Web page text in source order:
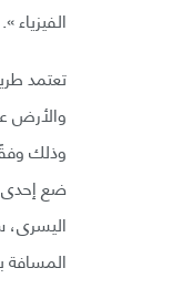
الفيزياء ».
تعتمد
والأرض
ضع إحدى
المسافة